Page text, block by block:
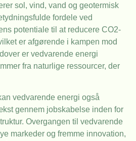
sol, vind, vand og geotermisk
fordele ved
potentiale til at reducere CO2-
er afgørende i kampen mod
er vedvarende energi
fra naturlige ressourcer, der
vedvarende energi også
gennem jobskabelse inden for
Overgangen til vedvarende
markeder og fremme innovation,